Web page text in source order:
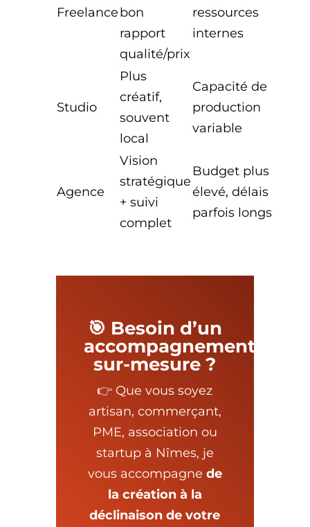
Freelancebon
rapport
qualité/prix
ressources
internes
Studio
Plus
créatif,
souvent
local
Capacité de
production
variable
Agence
Vision
stratégique
+ suivi
complet
Budget plus
élevé, délais
parfois longs
🎯 Besoin d’un
accompagnement
sur-mesure ?
👉 Que vous soyez
artisan, commerçant,
PME, association ou
startup à Nîmes, je
vous accompagne de
la création à la
déclinaison de votre